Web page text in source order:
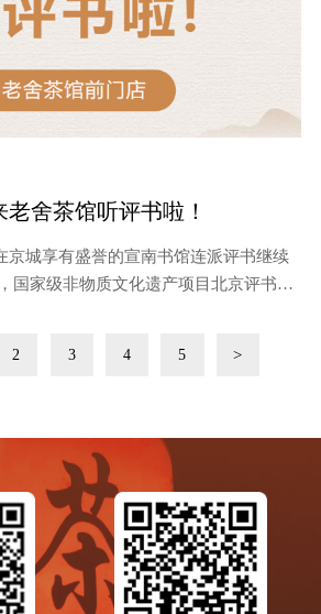
舍茶馆听评书啦！
京城享有盛誉的宣南书馆连派评书继续
国家级非物质文化遗产项目北京评书代
带来精彩的评书演出。
2 3 4 5 >